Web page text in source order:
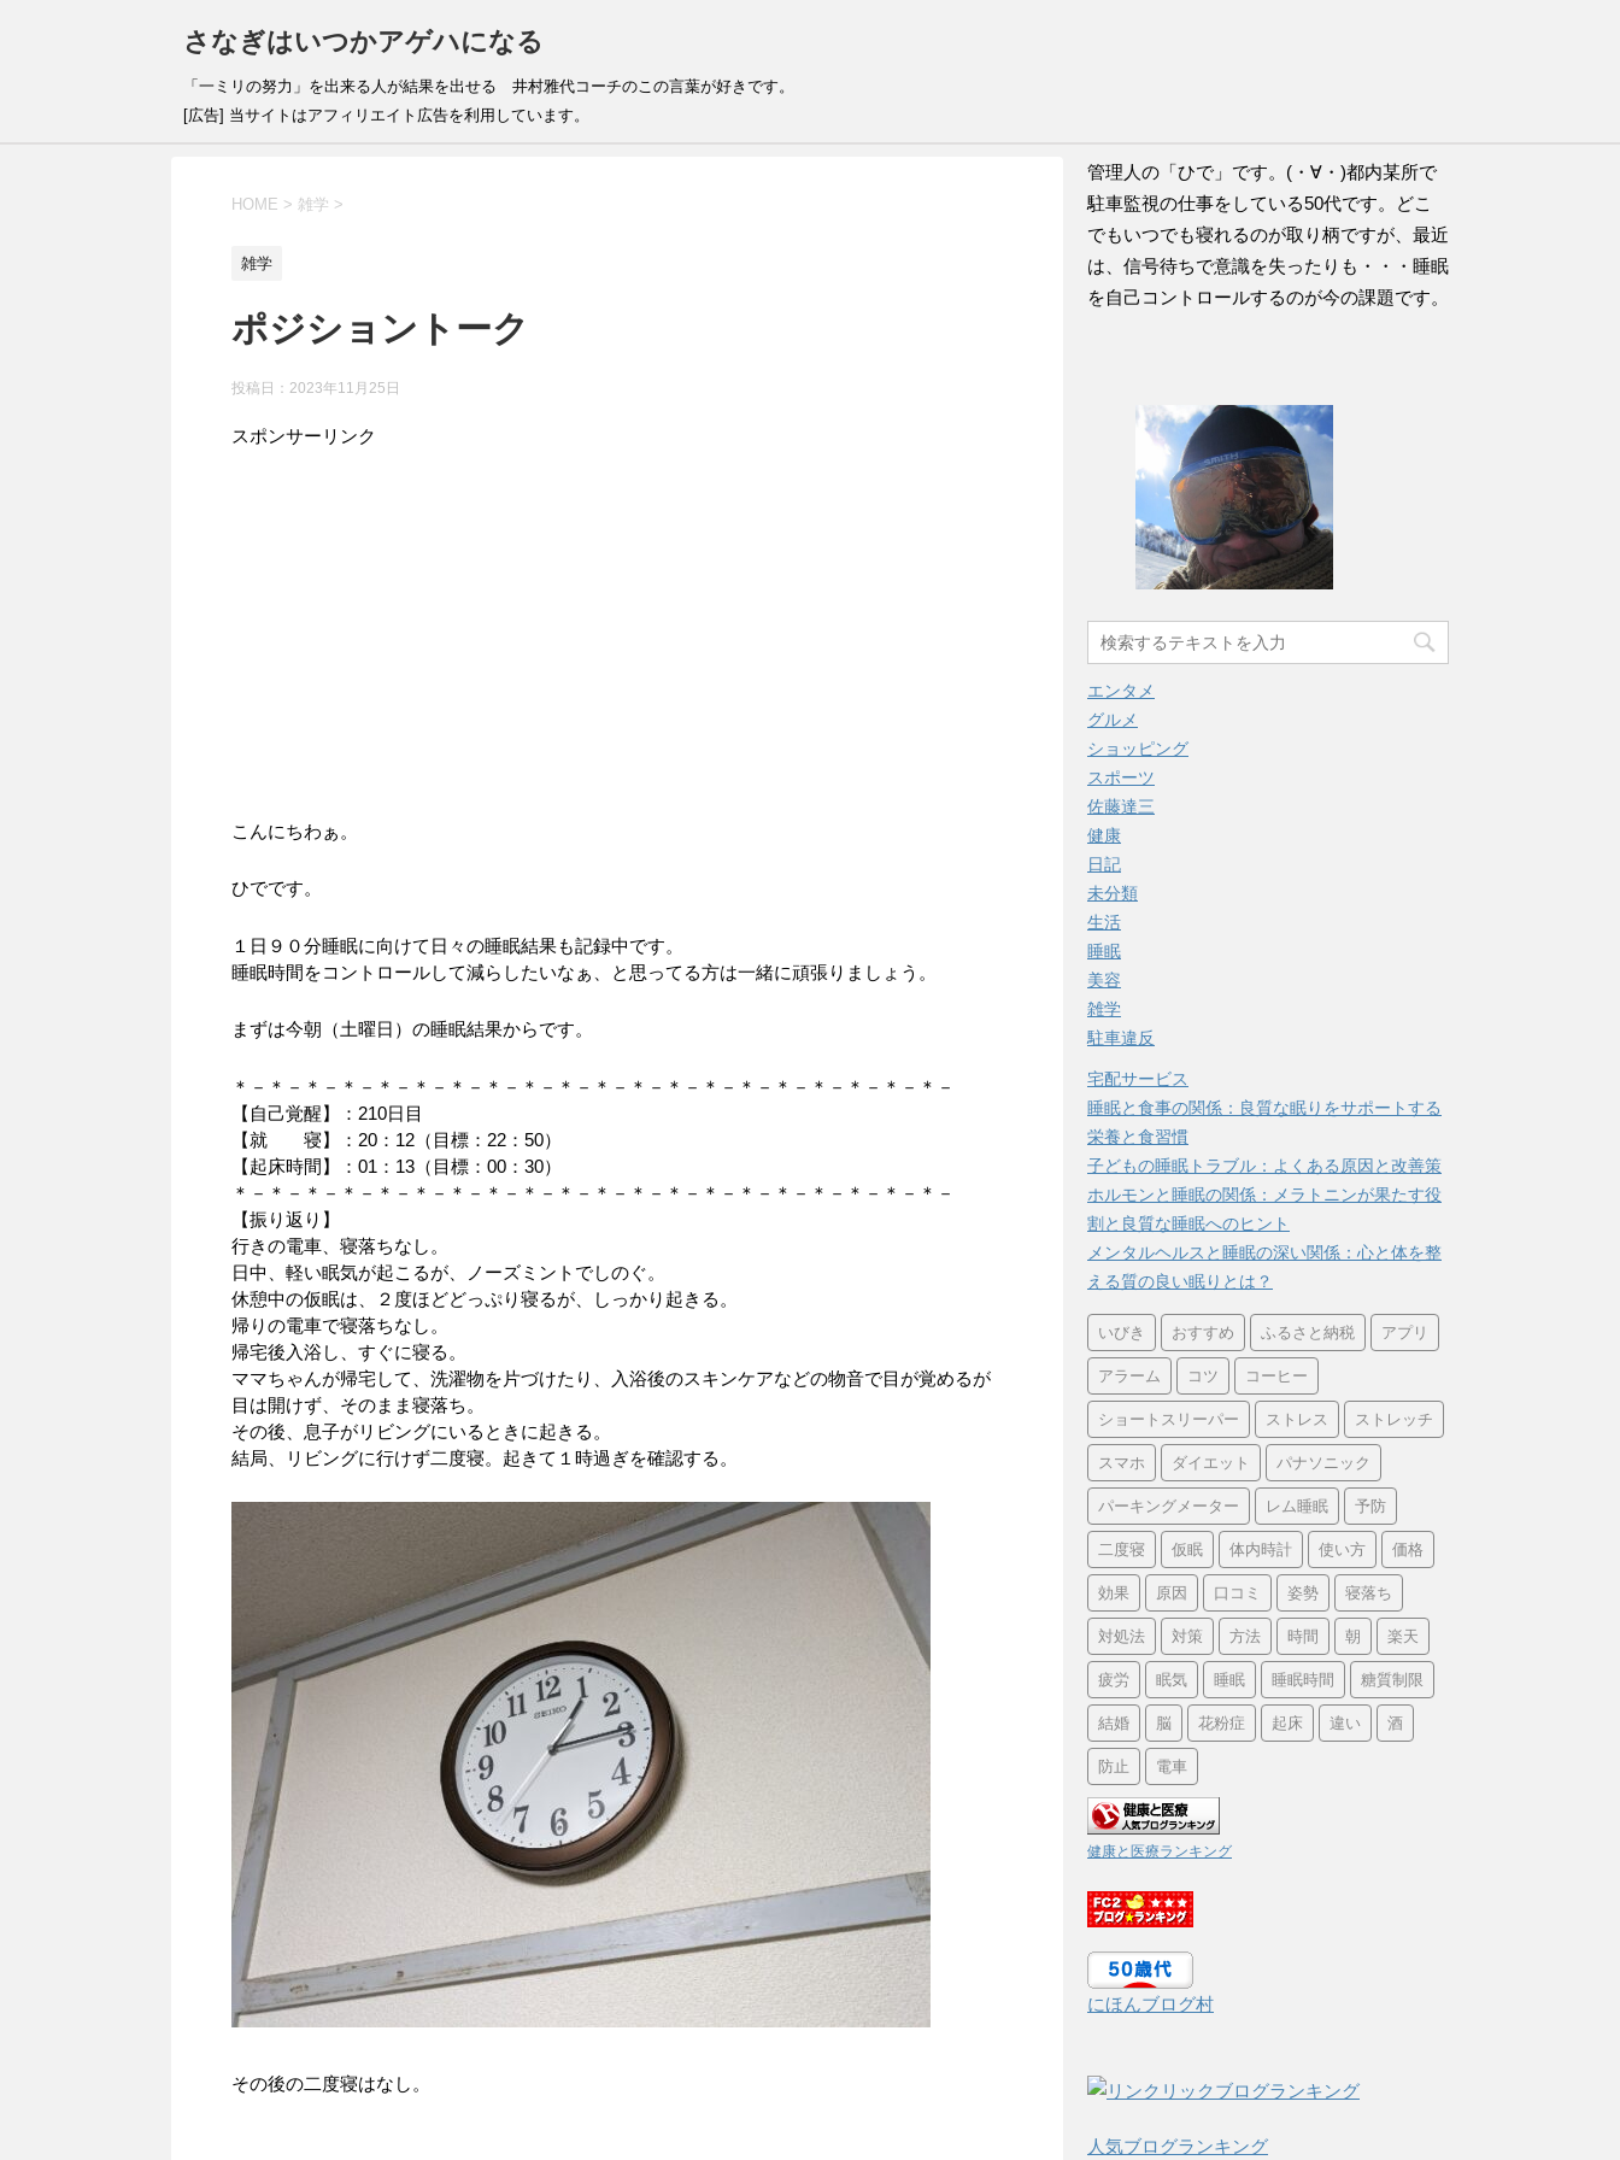
さなぎはいつかアゲハになる
「一ミリの努力」を出来る人が結果を出せる 井村雅代コーチのこの言葉が好きです。
[広告] 当サイトはアフィリエイト広告を利用しています。
HOME > 雑学 >
雑学
ポジショントーク
投稿日： 2023年11月25日
スポンサーリンク
こんにちわぁ。
ひでです。
１日９０分睡眠に向けて日々の睡眠結果も記録中です。
睡眠時間をコントロールして減らしたいなぁ、と思ってる方は一緒に頑張りましょう。
まずは今朝（土曜日）の睡眠結果からです。
＊－＊－＊－＊－＊－＊－＊－＊－＊－＊－＊－＊－＊－＊－＊－＊－＊－＊－＊－＊－
【自己覚醒】：210日目
【就 寝】：20：12（目標：22：50）
【起床時間】：01：13（目標：00：30）
＊－＊－＊－＊－＊－＊－＊－＊－＊－＊－＊－＊－＊－＊－＊－＊－＊－＊－＊－＊－
【振り返り】
行きの電車、寝落ちなし。
日中、軽い眠気が起こるが、ノーズミントでしのぐ。
休憩中の仮眠は、２度ほどどっぷり寝るが、しっかり起きる。
帰りの電車で寝落ちなし。
帰宅後入浴し、すぐに寝る。
ママちゃんが帰宅して、洗濯物を片づけたり、入浴後のスキンケアなどの物音で目が覚めるが
目は開けず、そのまま寝落ち。
その後、息子がリビングにいるときに起きる。
結局、リビングに行けず二度寝。起きて１時過ぎを確認する。
その後の二度寝はなし。
管理人の「ひで」です。(・∀・)都内某所で
駐車監視の仕事をしている50代です。どこ
でもいつでも寝れるのが取り柄ですが、最近
は、信号待ちで意識を失ったりも・・・睡眠
を自己コントロールするのが今の課題です。
エンタメ
グルメ
ショッピング
スポーツ
佐藤達三
健康
日記
未分類
生活
睡眠
美容
雑学
駐車違反
宅配サービス
睡眠と食事の関係：良質な眠りをサポートする
栄養と食習慣
子どもの睡眠トラブル：よくある原因と改善策
ホルモンと睡眠の関係：メラトニンが果たす役
割と良質な睡眠へのヒント
メンタルヘルスと睡眠の深い関係：心と体を整
える質の良い眠りとは？
いびき おすすめ ふるさと納税 アプリ
アラーム コツ コーヒー
ショートスリーパー ストレス ストレッチ
スマホ ダイエット パナソニック
パーキングメーター レム睡眠 予防
二度寝 仮眠 体内時計 使い方 価格
効果 原因 口コミ 姿勢 寝落ち
対処法 対策 方法 時間 朝 楽天
疲労 眠気 睡眠 睡眠時間 糖質制限
結婚 脳 花粉症 起床 違い 酒
防止 電車
健康と医療ランキング
にほんブログ村
人気ブログランキング